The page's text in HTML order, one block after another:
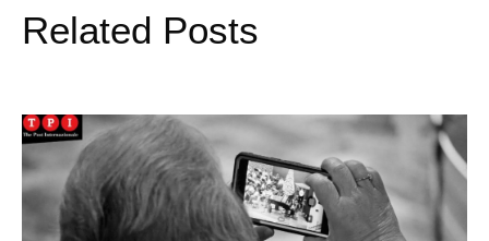
Related Posts